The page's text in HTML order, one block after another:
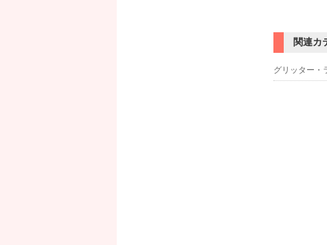
関連カ
グリッター・